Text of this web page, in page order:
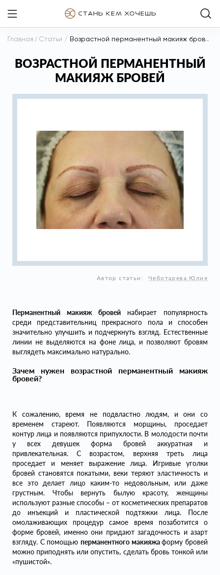
Главная / Статьи / Возрастной перманентный макияж бровей
ВОЗРАСТНОЙ ПЕРМАНЕНТНЫЙ
МАКИЯЖ БРОВЕЙ
Автор статьи: Чеботарева Юлия
Перманентный макияж бровей набирает популярность
среди представительниц прекрасного пола и способен
значительно улучшить и подчеркнуть взгляд. Естественные
линии не выделяются на фоне лица, и позволяют бровям
выглядеть максимально натурально.
Зачем нужен возрастной перманентный макияж
бровей?
К сожалению, время не подвластно людям, и они со
временем стареют. Появляются морщины, проседает
контур лица и появляются припухлости. В молодости почти
у всех девушек форма бровей аккуратная и
привлекательная. С возрастом, верхняя треть лица
проседает и меняет выражение лица. Игривые уголки
бровей становятся покатыми, веки теряют эластичность и
все это делает лицо каким-то недовольным, или даже
грустным. Чтобы вернуть былую красоту, женщины
используют разные способы – от косметических препаратов
до инъекций и пластической подтяжки лица. После
омолаживающих процедур самое время позаботится о
форме бровей, именно они придают загадочность и азарт
взгляду. С помощью перманентного макияжаформу бровей
можно приподнять или опустить, сделать бровь тонкой или
«пушистой».